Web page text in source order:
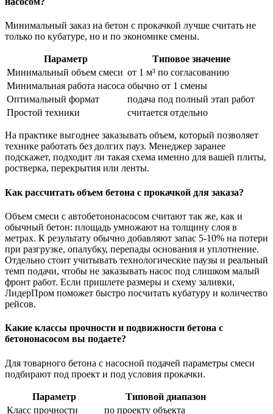
Минимальный заказ на бетон с прокачкой лучше считать не
только по кубатуре, но и по экономике смены.
Параметр
Типовое значение
Минимальный объем смеси от 1 м³ по согласованию
Минимальная работа насоса обычно от 1 смены
Оптимальный формат
подача под полный этап работ
Простой техники
считается отдельно
На практике выгоднее заказывать объем, который позволяет
технике работать без долгих пауз. Менеджер заранее
подскажет, подходит ли такая схема именно для вашей плиты,
ростверка, перекрытия или ленты.
Как рассчитать объем бетона с прокачкой для заказа?
Объем смеси с автобетононасосом считают так же, как и
обычный бетон: площадь умножают на толщину слоя в
метрах. К результату обычно добавляют запас 5-10% на потери
при разгрузке, опалубку, перепады основания и уплотнение.
Отдельно стоит учитывать технологические паузы и реальный
темп подачи, чтобы не заказывать насос под слишком малый
фронт работ. Если пришлете размеры и схему заливки,
ЛидерПром поможет быстро посчитать кубатуру и количество
рейсов.
Какие классы прочности и подвижности бетона с
бетононасосом вы подаете?
Для товарного бетона с насосной подачей параметры смеси
подбирают под проект и под условия прокачки.
Параметр
Типовой диапазон
Класс прочности
по проекту объекта